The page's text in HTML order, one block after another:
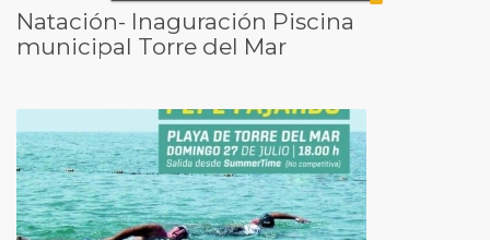
Natación- Inaguración Piscina
municipal Torre del Mar